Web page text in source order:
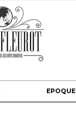
EPOQUE